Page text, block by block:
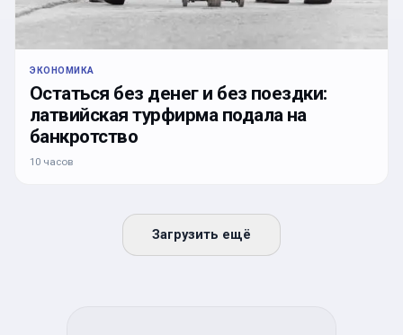
ЭКОНОМИКА
Остаться без денег и без поездки:
латвийская турфирма подала на
банкротство
10 часов
Загрузить ещё